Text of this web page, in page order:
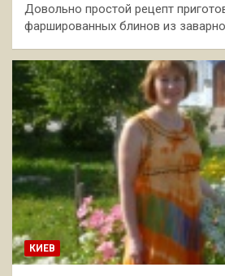
Довольно простой рецепт
фаршированных блинов из
КИЕВ